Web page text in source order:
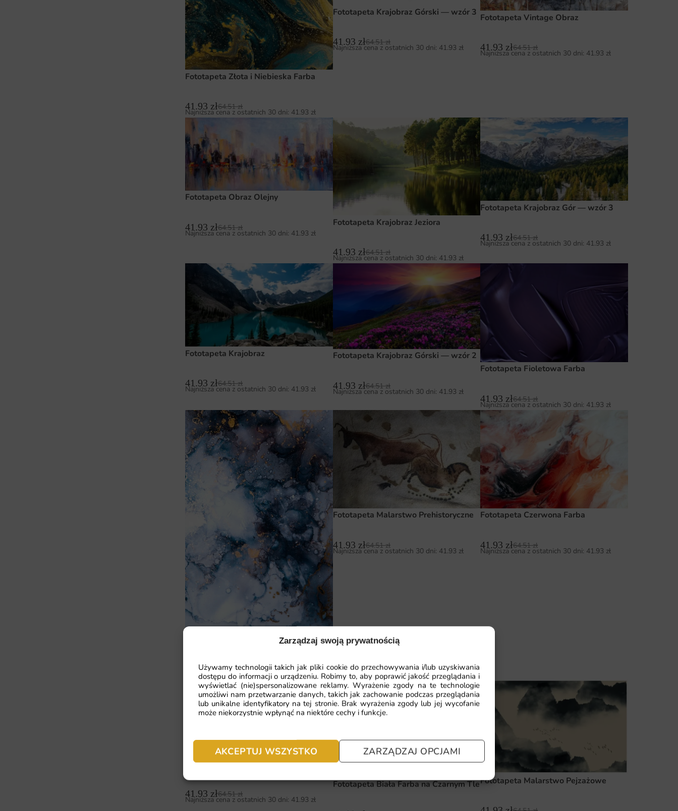
Zarządzaj swoją prywatnością
Używamy technologii takich jak pliki cookie do przechowywania i/lub uzyskiwania
dostępu do informacji o urządzeniu. Robimy to, aby poprawić jakość przeglądania i
wyświetlać (nie)spersonalizowane reklamy. Wyrażenie zgody na te technologie
umożliwi nam przetwarzanie danych, takich jak zachowanie podczas przeglądania
lub unikalne identyfikatory na tej stronie. Brak wyrażenia zgody lub jej wycofanie
może niekorzystnie wpłynąć na niektóre cechy i funkcje.
AKCEPTUJ WSZYSTKO ZARZĄDZAJ OPCJAMI
Fototapeta Złota i Niebieska Farba
41.93 zł64.51zł
Najniższa cena z ostatnich 30 dni: 41.93 zł
Fototapeta Krajobraz Górski — wzór 3
41.93 zł64.51zł
Najniższa cena z ostatnich 30 dni: 41.93 zł
Fototapeta Vintage Obraz
41.93 zł64.51zł
Najniższa cena z ostatnich 30 dni: 41.93 zł
Fototapeta Obraz Olejny
41.93 zł64.51zł
Najniższa cena z ostatnich 30 dni: 41.93 zł
Fototapeta Krajobraz Jeziora
41.93 zł64.51zł
Najniższa cena z ostatnich 30 dni: 41.93 zł
Fototapeta Krajobraz Gór — wzór 3
41.93 zł64.51zł
Najniższa cena z ostatnich 30 dni: 41.93 zł
Fototapeta Krajobraz
41.93 zł64.51zł
Najniższa cena z ostatnich 30 dni: 41.93 zł
Fototapeta Krajobraz Górski — wzór 2
41.93 zł64.51zł
Najniższa cena z ostatnich 30 dni: 41.93 zł
Fototapeta Fioletowa Farba
41.93 zł64.51zł
Najniższa cena z ostatnich 30 dni: 41.93 zł
Fototapeta Niebieska Farba
41.93zł64.51zł
Najniższa cena z ostatnich 30 dni:41.93zł
Fototapeta Malarstwo Prehistoryczne
41.93 zł64.51zł
Najniższa cena z ostatnich 30 dni: 41.93 zł
Fototapeta Czerwona Farba
41.93 zł64.51zł
Najniższa cena z ostatnich 30 dni: 41.93 zł
Fototapeta Malarstwo Olejne
41.93 zł64.51zł
Najniższa cena z ostatnich 30 dni: 41.93 zł
Fototapeta Biała Farba na Czarnym TleFototapeta Malarstwo Pejzażowe